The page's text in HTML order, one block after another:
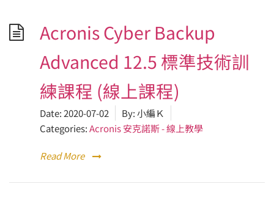
Acronis Cyber Backup
Advanced 12.5 標準技術訓
練課程 (線上課程)
Date:2020-07-02 By:小編Ｋ
Categories:Acronis 安克諾斯 - 線上教學
Read More